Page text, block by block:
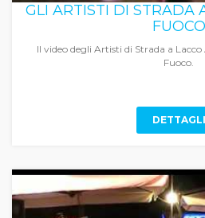
GLI ARTISTI DI STRADA
FUOCO
Il video degli Artisti di Strada a
Fuoco.
DETTAGLI